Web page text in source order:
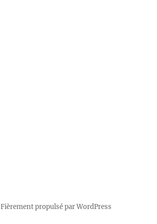
Fièrement propulsé par WordPress